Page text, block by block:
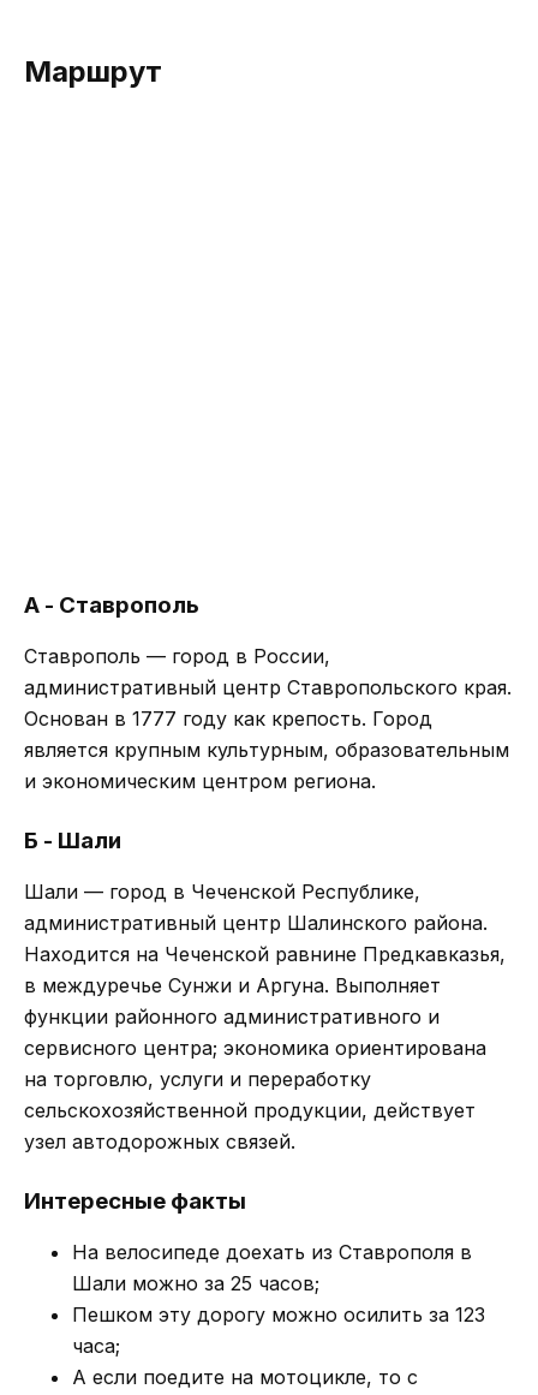
Маршрут
А - Ставрополь
Ставрополь — город в России,
административный центр Ставропольского края.
Основан в 1777 году как крепость. Город
является крупным культурным, образовательным
и экономическим центром региона.
Б - Шали
Шали — город в Чеченской Республике,
административный центр Шалинского района.
Находится на Чеченской равнине Предкавказья,
в междуречье Сунжи и Аргуна. Выполняет
функции районного административного и
сервисного центра; экономика ориентирована
на торговлю, услуги и переработку
сельскохозяйственной продукции, действует
узел автодорожных связей.
Интересные факты
На велосипеде доехать из Ставрополя в
Шали можно за 25 часов;
Пешком эту дорогу можно осилить за 123
часа;
А если поедите на мотоцикле, то с